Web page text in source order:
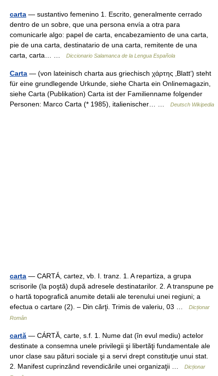
carta — sustantivo femenino 1. Escrito, generalmente cerrado
dentro de un sobre, que una persona envía a otra para
comunicarle algo: papel de carta, encabezamiento de una carta,
pie de una carta, destinatario de una carta, remitente de una
carta, carta… …
Diccionario Salamanca de la Lengua Española
Carta — (von lateinisch charta aus griechisch χάρτης ‚Blatt‘) steht
für eine grundlegende Urkunde, siehe Charta ein Onlinemagazin,
siehe Carta (Publikation) Carta ist der Familienname folgender
Personen: Marco Carta (* 1985), italienischer… …
Deutsch Wikipedia
carta — CARTÁ, cartez, vb. I. tranz. 1. A repartiza, a grupa
scrisorile (la poştă) după adresele destinatarilor. 2. A transpune pe
o hartă topografică anumite detalii ale terenului unei regiuni; a
efectua o cartare (2). – Din cărţi. Trimis de valeriu, 03 …
Dicționar
Român
cartă — CÁRTĂ, carte, s.f. 1. Nume dat (în evul mediu) actelor
destinate a consemna unele privilegii şi libertăţi fundamentale ale
unor clase sau pături sociale şi a servi drept constituţie unui stat.
2. Manifest cuprinzând revendicările unei organizaţii …
Dicționar